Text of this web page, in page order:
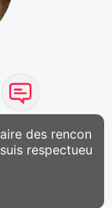
des rencon
respectueu